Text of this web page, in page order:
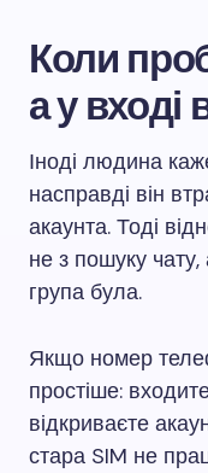
Коли
а у вході
Іноді людина
насправді він
акаунта. Тоді
не з пошуку
група була.
Якщо номер
простіше:
відкриваєте
стара SIM не